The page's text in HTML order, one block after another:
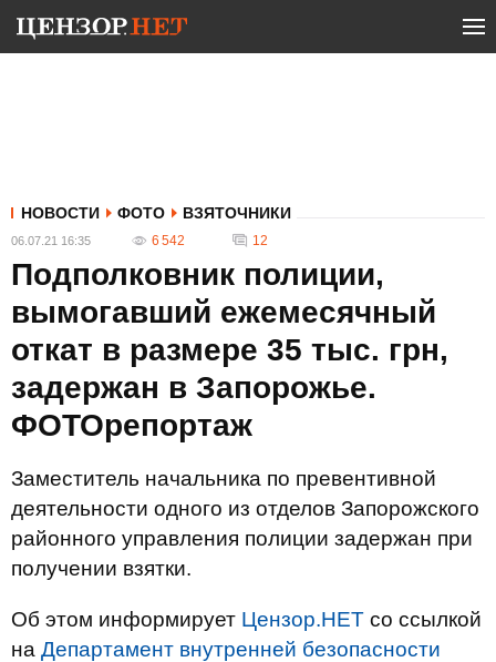
НОВОСТИ ФОТО ВЗЯТОЧНИКИ
06.07.21 16:35 6 542 12
Подполковник полиции,
вымогавший ежемесячный
откат в размере 35 тыс. грн,
задержан в Запорожье.
ФОТОрепортаж
Заместитель начальника по превентивной
деятельности одного из отделов Запорожского
районного управления полиции задержан при
получении взятки.
Об этом информирует Цензор.НЕТ со ссылкой
на Департамент внутренней безопасности